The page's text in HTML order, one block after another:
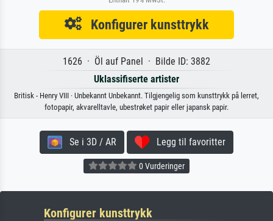
Konfigurer kunsttrykk
1626 · Öl auf Panel · Bilde ID: 3882
Uklassifiserte artister
Britisk - Henry VIII · Unbekannt Unbekannt. Tilgjengelig som kunsttrykk på lerret,
fotopapir, akvarelltavle, ubestrøket papir eller japansk papir.
Se i 3D / AR Legg til favoritter
0 Vurderinger
Konfigurer kunsttrykk